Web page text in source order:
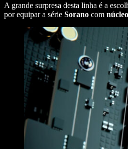
A grande surpresa desta linha é a
por equipar a série Sorano com